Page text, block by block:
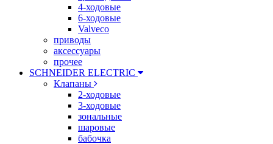
4-ходовые
6-ходовые
Valveco
приводы
аксессуары
прочее
SCHNEIDER ELECTRIC
Клапаны
2-ходовые
3-ходовые
зональные
шаровые
бабочка